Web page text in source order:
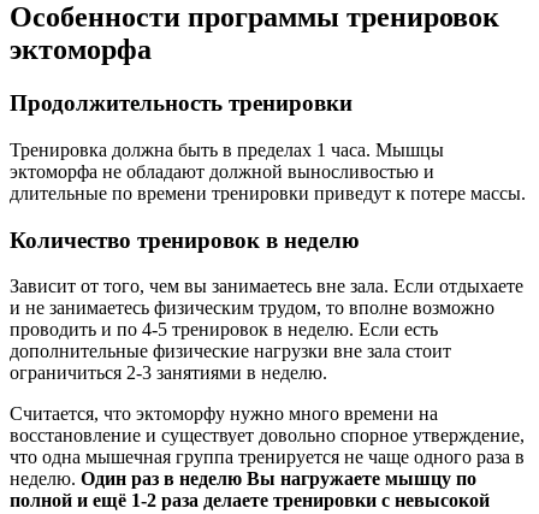
Особенности программы тренировок
эктоморфа
Продолжительность тренировки
Тренировка должна быть в пределах 1 часа. Мышцы
эктоморфа не обладают должной выносливостью и
длительные по времени тренировки приведут к потере массы.
Количество тренировок в неделю
Зависит от того, чем вы занимаетесь вне зала. Если отдыхаете
и не занимаетесь физическим трудом, то вполне возможно
проводить и по 4-5 тренировок в неделю. Если есть
дополнительные физические нагрузки вне зала стоит
ограничиться 2-3 занятиями в неделю.
Считается, что эктоморфу нужно много времени на
восстановление и существует довольно спорное утверждение,
что одна мышечная группа тренируется не чаще одного раза в
неделю. Один раз в неделю Вы нагружаете мышцу по
полной и ещё 1-2 раза делаете тренировки с невысокой